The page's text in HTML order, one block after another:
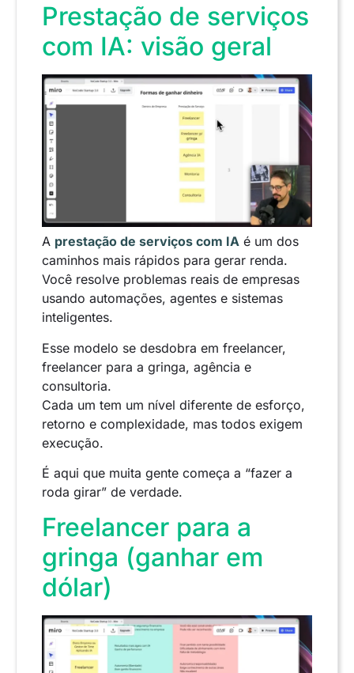
Prestação de serviços
com IA: visão geral
A prestação de serviços com IA é um dos
caminhos mais rápidos para gerar renda.
Você resolve problemas reais de empresas
usando automações, agentes e sistemas
inteligentes.
Esse modelo se desdobra em freelancer,
freelancer para a gringa, agência e
consultoria.
Cada um tem um nível diferente de esforço,
retorno e complexidade, mas todos exigem
execução.
É aqui que muita gente começa a “fazer a
roda girar” de verdade.
Freelancer para a
gringa (ganhar em
dólar)